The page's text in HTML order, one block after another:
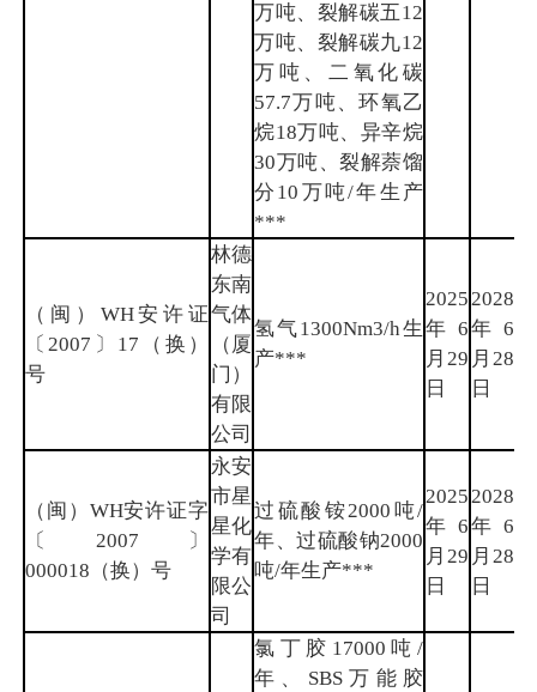
万吨、裂解碳五12
万吨、裂解碳九12
万吨、二氧化碳
57.7万吨、环氧乙
烷18万吨、异辛烷
30万吨、裂解萘馏
分10万吨/年生产
***
（闽）WH安许证
〔2007〕17（换）
号
林德
东南
气体
（厦
门）
有限
公司
氢气1300Nm3/h生
产***
2025
年6
月29
日
2028
年6
月28
日
（闽）WH安许证字
〔2007〕
000018（换）号
永安
市星
星化
学有
限公
司
过硫酸铵2000吨/
年、过硫酸钠2000
吨/年生产***
2025
年6
月29
日
2028
年6
月28
日
氯丁胶17000吨/
年、SBS万能胶